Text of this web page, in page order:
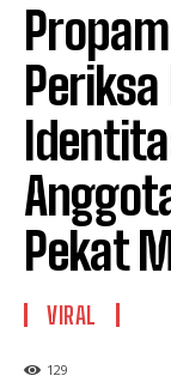
Pekat
VIRAL
129